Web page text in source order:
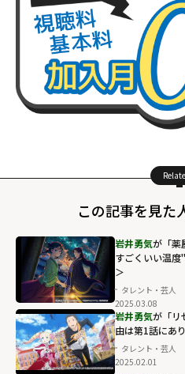
この記事を見た
岩井勇気が「薬
すごくいい温
＞
タレント・芸人
2025.03.08
岩井勇気が「リ
由は第1話にあ
タレント・芸人
2025.02.01